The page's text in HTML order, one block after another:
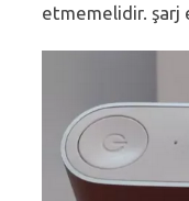
etmemelidir. şarj